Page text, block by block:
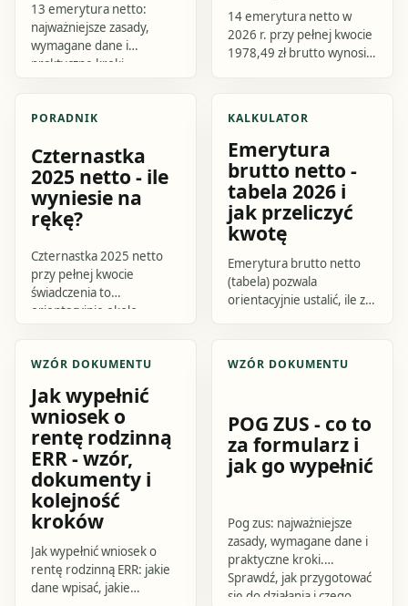
13 emerytura netto:
najważniejsze zasady,
wymagane dane i
praktyczne kroki.
uniknąć.
14 emerytura netto w
2026 r. przy pełnej kwocie
1978,49 zł brutto wynosi
PORADNIK
Czternastka
2025 netto - ile
wyniesie na
rękę?
Czternastka 2025 netto
przy pełnej kwocie
świadczenia to
orientacyjnie około
indywidualnych potrąceń.
KALKULATOR
Emerytura
brutto netto -
tabela 2026 i
jak przeliczyć
kwotę
Emerytura brutto netto
(tabela) pozwala
orientacyjnie ustalić, ile z
zdrowotnej. Najprostszy
zapis.
WZÓR DOKUMENTU
Jak wypełnić
wniosek o
rentę rodzinną
ERR - wzór,
dokumenty i
kolejność
kroków
Jak wypełnić wniosek o
rentę rodzinną ERR: jakie
dane wpisać, jakie
WZÓR DOKUMENTU
POG ZUS - co to
za formularz i
jak go wypełnić
Pog zus: najważniejsze
zasady, wymagane dane i
praktyczne kroki.
Sprawdź, jak przygotować
się do działania i czego